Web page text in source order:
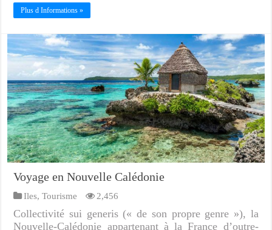
Plus d Informations »
Voyage en Nouvelle Calédonie
Iles,Tourisme 2,456
Collectivité sui generis (« de son propre genre »), la
Nouvelle-Calédonie appartenant à la France d’outre-